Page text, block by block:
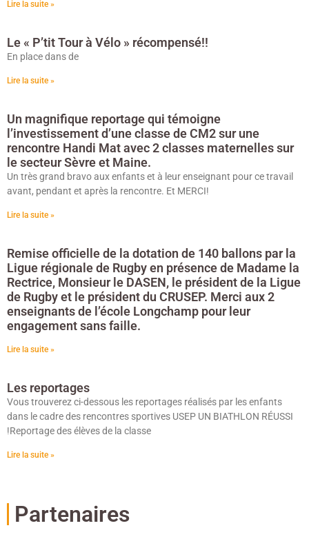
Lire la suite »
Le « P’tit Tour à Vélo » récompensé!!
En place dans de
Lire la suite »
Un magnifique reportage qui témoigne
l’investissement d’une classe de CM2 sur une
rencontre Handi Mat avec 2 classes maternelles sur
le secteur Sèvre et Maine.
Un très grand bravo aux enfants et à leur enseignant pour ce travail
avant, pendant et après la rencontre. Et MERCI!
Lire la suite »
Remise officielle de la dotation de 140 ballons par la
Ligue régionale de Rugby en présence de Madame la
Rectrice, Monsieur le DASEN, le président de la Ligue
de Rugby et le président du CRUSEP. Merci aux 2
enseignants de l’école Longchamp pour leur
engagement sans faille.
Lire la suite »
Les reportages
Vous trouverez ci-dessous les reportages réalisés par les enfants
dans le cadre des rencontres sportives USEP UN BIATHLON RÉUSSI
!Reportage des élèves de la classe
Lire la suite »
Partenaires